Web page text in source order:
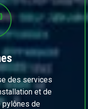
des services
et de
pylônes de